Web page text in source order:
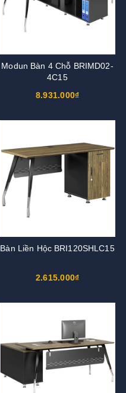
Modun Bàn 4 Chỗ BRIMD02-
4C15
8.931.000₫
Bàn Liền Hộc BRI120SHLC15
2.615.000₫